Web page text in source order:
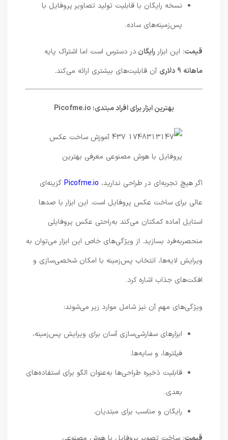
نسخه رایگان با قابلیت تولید تصاویر پروفایل با
پس‌زمینه‌های ساده.
: این ابزاررایگان در دسترس است اما اشتراک پایه
ماهانه 9 دلاری
آن قابلیت‌های بیشتری ارائه می‌کند.
بهترین ابزار برای افراد مبتدی: Picofme.io
اگر هیچ تجربه‌ای در طراحی ندارید،Picofme.ioگزینه‌ای
عالی برای ساخت عکس پروفایل است. این ابزار با صدها
استایل آماده کمکتان می‌کند به‌راحتی عکس پروفایلی
منحصربه‌فرد بسازید. از ویژگی‌های خاص این ابزار می‌توان به
ویرایش لایه‌ها، انتخاب پس‌زمینه‌ با امکان شخصی‌سازی و
افکت‌های جذاب اشاره کرد.
ویژگی‌های مهم آن نیز شامل موارد زیر می‌شوند:
ابزارهای سفارشی‌سازی آسان برای ویرایش پس‌زمینه،
فیلترها، و سایه‌ها.
قابلیت ذخیره طراحی‌ها به‌عنوان الگو برای استفاده‌های
رایگان و مناسب برای مبتدیان.